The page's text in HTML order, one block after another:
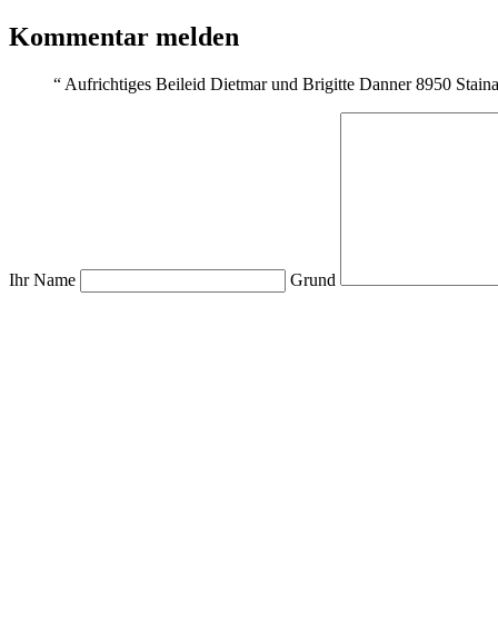
Kommentar melden
“ Aufrichtiges Beileid Dietmar und Brigitte Danner 8950
Ihr Name Grund